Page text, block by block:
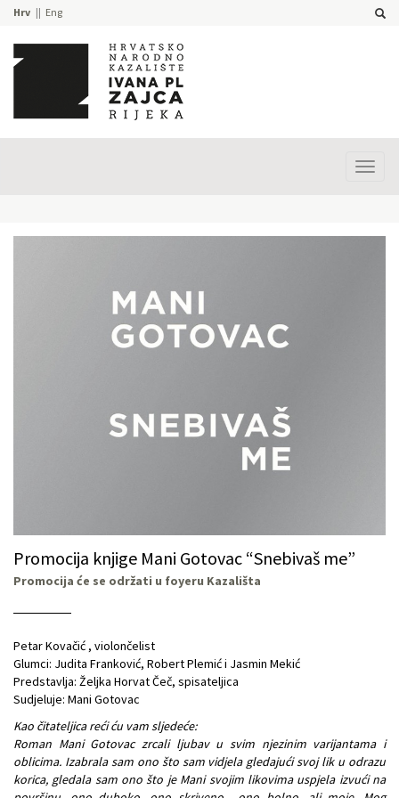
Hrv Eng
Promocija knjige Mani Gotovac “Snebivaš me”
Promocija će se održati u foyeru Kazališta
Petar Kovačić , violončelist
Glumci: Judita Franković, Robert Plemić i Jasmin Mekić
Predstavlja: Željka Horvat Čeč, spisateljica
Sudjeluje: Mani Gotovac
Kao čitateljica reći ću vam sljedeće:
Roman Mani Gotovac zrcali ljubav u svim njezinim varijantama i
oblicima. Izabrala sam ono što sam vidjela gledajući svoj lik u odrazu
korica, gledala sam ono što je Mani svojim likovima uspjela izvući na